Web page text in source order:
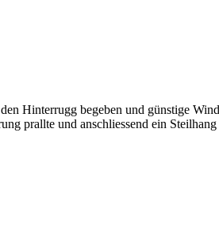
Hinterrugg begeben und günstige
prallte und anschliessend ein